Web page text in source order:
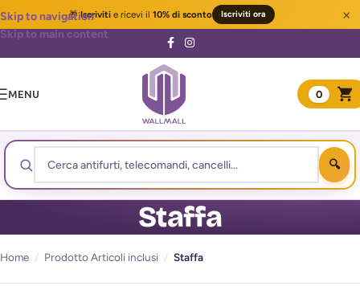
🎁Iscrivitie ricevi il 10% di sconto Iscriviti ora ×
Skip to navigation
Skip to main content
MENU 0
Staffa
Home / Prodotto Articoli inclusi / Staffa